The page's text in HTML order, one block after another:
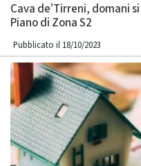
Cava de’Tirreni, domani
Piano di Zona S2
Pubblicato il 18/10/2023